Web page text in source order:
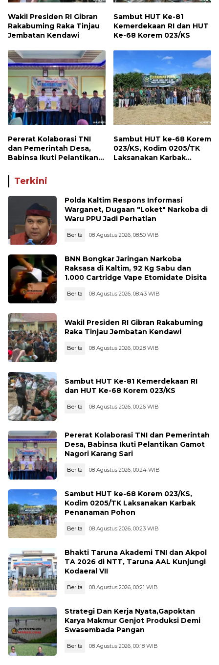
Wakil Presiden RI Gibran
Rakabuming Raka Tinjau
Jembatan Kendawi
Sambut HUT Ke-81
Kemerdekaan RI dan HUT
Ke-68 Korem 023/KS
Pererat Kolaborasi TNI
dan Pemerintah Desa,
Babinsa Ikuti Pelantikan
Sambut HUT ke-68 Korem
023/KS, Kodim 0205/TK
Laksanakan Karbak
Terkini
Polda Kaltim Respons Informasi
Warganet, Dugaan "Loket" Narkoba di
Waru PPU Jadi Perhatian
Berita 08 Agustus 2026, 08:50 WIB
BNN Bongkar Jaringan Narkoba
Raksasa di Kaltim, 92 Kg Sabu dan
1.000 Cartridge Vape Etomidate Disita
Berita 08 Agustus 2026, 08:43 WIB
Wakil Presiden RI Gibran Rakabuming
Raka Tinjau Jembatan Kendawi
Berita 08 Agustus 2026, 00:28 WIB
Sambut HUT Ke-81 Kemerdekaan RI
dan HUT Ke-68 Korem 023/KS
Berita 08 Agustus 2026, 00:26 WIB
Pererat Kolaborasi TNI dan Pemerintah
Desa, Babinsa Ikuti Pelantikan Gamot
Nagori Karang Sari
Berita 08 Agustus 2026, 00:24 WIB
Sambut HUT ke-68 Korem 023/KS,
Kodim 0205/TK Laksanakan Karbak
Penanaman Pohon
Berita 08 Agustus 2026, 00:23 WIB
Bhakti Taruna Akademi TNI dan Akpol
TA 2026 di NTT, Taruna AAL Kunjungi
Kodaeral VII
Berita 08 Agustus 2026, 00:21 WIB
Strategi Dan Kerja Nyata,Gapoktan
Karya Makmur Genjot Produksi Demi
Swasembada Pangan
Berita 08 Agustus 2026, 00:18 WIB